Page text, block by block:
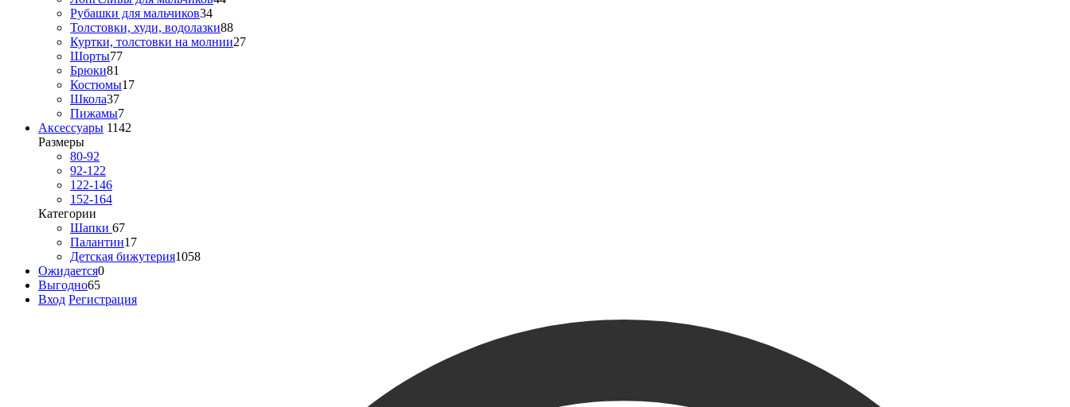
Рубашки для мальчиков34
Толстовки, худи, водолазки88
Куртки, толстовки на молнии27
Шорты77
Брюки81
Костюмы17
Школа37
Пижамы7
Аксессуары 1142
Размеры
80-92
92-122
122-146
152-164
Категории
Шапки 67
Палантин17
Детская бижутерия1058
Ожидается0
Выгодно65
Вход Регистрация